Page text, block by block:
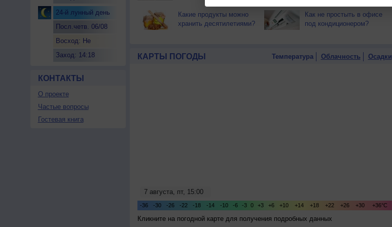
24-й лунный день
Посл.четв. 06/08
Восход: Не
Заход: 14:18
КОНТАКТЫ
О проекте
Частые вопросы
Гостевая книга
Какие продукты можно
хранить десятилетиями?
Как не простыть в офисе
под кондиционером?
КАРТЫ ПОГОДЫ Температура Облачность Осадки
Кликните на погодной карте для получения подробных данных